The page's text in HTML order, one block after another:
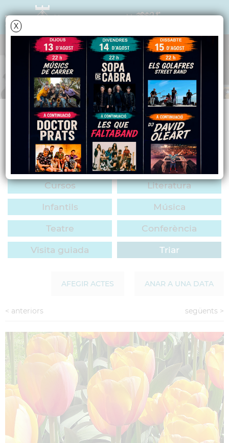
X
AGENDA CULTURAL
ACTIVITATS
TOTES/CAP
Cinema
Dansa
Exposició
Mostra
Festa
Cursos
Literatura
Infantils
Música
Teatre
Conferència
Visita guiada
Triar
AFEGIR ACTES ANAR A UNA DATA
< anteriors següents >